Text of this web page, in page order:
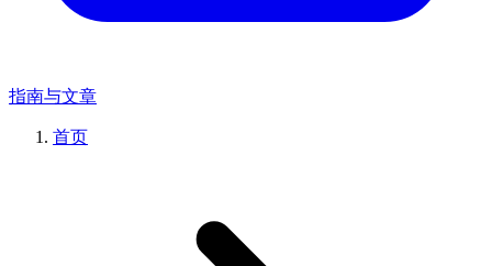
指南与文章
首页